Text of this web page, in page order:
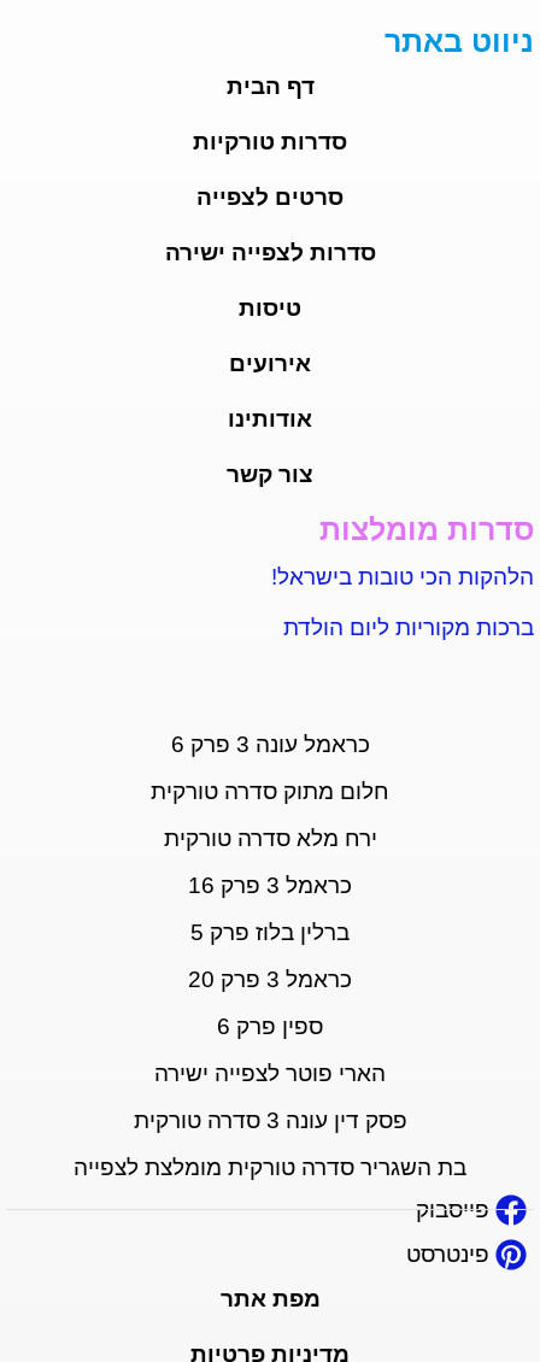
ניווט באתר
דף הבית
סדרות טורקיות
סרטים לצפייה
סדרות לצפייה ישירה
טיסות
אירועים
אודותינו
צור קשר
סדרות מומלצות
הלהקות הכי טובות בישראל!
ברכות מקוריות ליום הולדת
כראמל עונה 3 פרק 6
חלום מתוק סדרה טורקית
ירח מלא סדרה טורקית
כראמל 3 פרק 16
ברלין בלוז פרק 5
כראמל 3 פרק 20
ספין פרק 6
הארי פוטר לצפייה ישירה
פסק דין עונה 3 סדרה טורקית
בת השגריר סדרה טורקית מומלצת לצפייה
פייסבוק
פינטרסט
מפת אתר
מדיניות פרטיות